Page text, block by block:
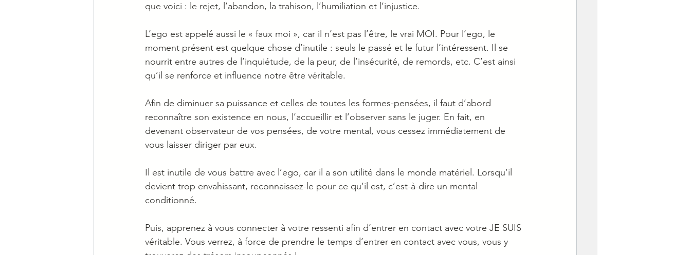
que voici : le rejet, l’abandon, la trahison, l’humiliation et l’injustice.
L’ego est appelé aussi le « faux moi », car il n’est pas l’être, le vrai MOI. Pour l’ego, le
moment présent est quelque chose d’inutile : seuls le passé et le futur l’intéressent. Il se
nourrit entre autres de l’inquiétude, de la peur, de l’insécurité, de remords, etc. C’est ainsi
qu’il se renforce et influence notre être véritable.
Afin de diminuer sa puissance et celles de toutes les formes-pensées, il faut d’abord
reconnaître son existence en nous, l’accueillir et l’observer sans le juger. En fait, en
devenant observateur de vos pensées, de votre mental, vous cessez immédiatement de
vous laisser diriger par eux.
Il est inutile de vous battre avec l’ego, car il a son utilité dans le monde matériel. Lorsqu’il
devient trop envahissant, reconnaissez-le pour ce qu’il est, c’est-à-dire un mental
conditionné.
Puis, apprenez à vous connecter à votre ressenti afin d’entrer en contact avec votre JE SUIS
véritable. Vous verrez, à force de prendre le temps d’entrer en contact avec vous, vous y